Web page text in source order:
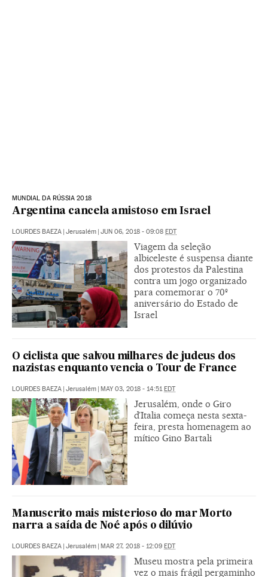
MUNDIAL DA RÚSSIA 2018
Argentina cancela amistoso em Israel
LOURDES BAEZA | Jerusalém | JUN 06, 2018 - 09:08 EDT
Viagem da seleção
albiceleste é suspensa diante
dos protestos da Palestina
contra um jogo organizado
para comemorar o 70º
aniversário do Estado de
Israel
O ciclista que salvou milhares de judeus dos
nazistas enquanto vencia o Tour de France
LOURDES BAEZA | Jerusalém | MAY 03, 2018 - 14:51EDT
Jerusalém, onde o Giro
d’Italia começa nesta sexta-
feira, presta homenagem ao
mítico Gino Bartali
Manuscrito mais misterioso do mar Morto
narra a saída de Noé após o dilúvio
LOURDES BAEZA | Jerusalém | MAR 27, 2018 - 12:09 EDT
Museu mostra pela primeira
vez o mais frágil pergaminho